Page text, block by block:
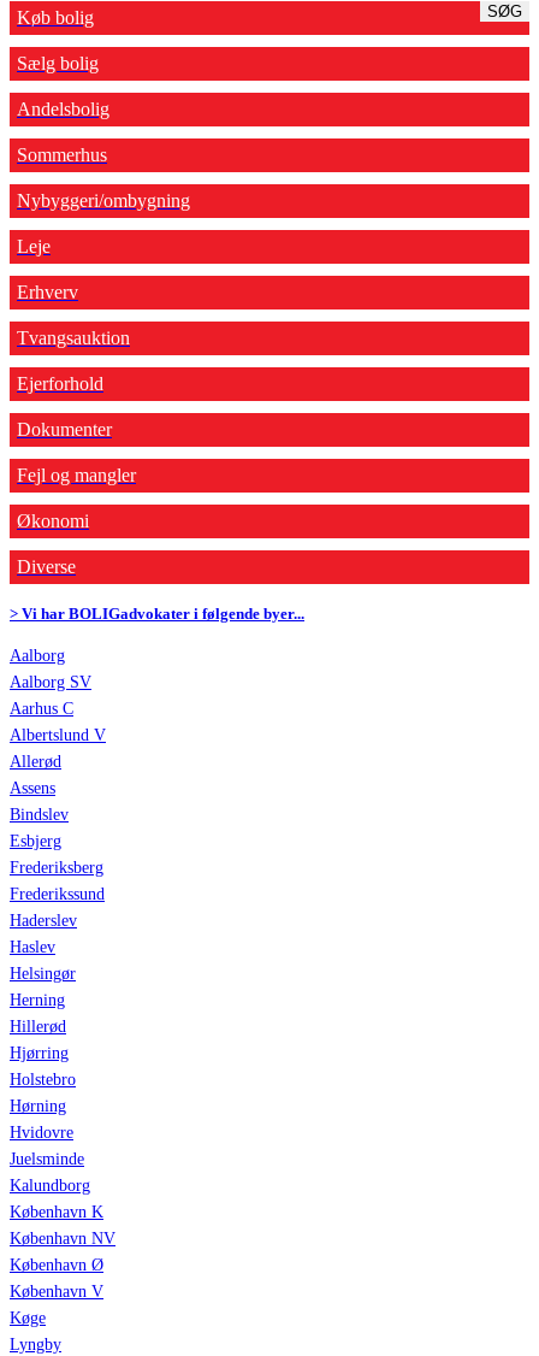
SØG
Køb bolig
Sælg bolig
Andelsbolig
Sommerhus
Nybyggeri/ombygning
Leje
Erhverv
Tvangsauktion
Ejerforhold
Dokumenter
Fejl og mangler
Økonomi
Diverse
> Vi har BOLIGadvokater i følgende byer...
Aalborg
Aalborg SV
Aarhus C
Albertslund V
Allerød
Assens
Bindslev
Esbjerg
Frederiksberg
Frederikssund
Haderslev
Haslev
Helsingør
Herning
Hillerød
Hjørring
Holstebro
Hørning
Hvidovre
Juelsminde
Kalundborg
København K
København NV
København Ø
København V
Køge
Lyngby